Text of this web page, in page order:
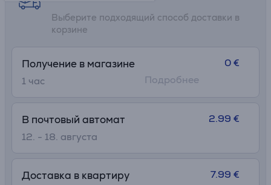
Выберите подходящий способ доставки в
корзине
Получение в магазине
1 час
0 €
Подробнее
В почтовый автомат
12. - 18. августа
2.99 €
Доставка в квартиру 7.99 €